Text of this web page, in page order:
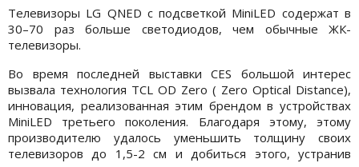
Телевизоры LG QNED с подсветкой MiniLED содержат в
30–70 раз больше светодиодов, чем обычные ЖК-
телевизоры.
Во время последней выставки CES большой интерес
вызвала технология TCL OD Zero ( Zero Optical Distance),
инновация, реализованная этим брендом в устройствах
MiniLED третьего поколения. Благодаря этому, этому
производителю удалось уменьшить толщину своих
телевизоров до 1,5-2 см и добиться этого, устранив